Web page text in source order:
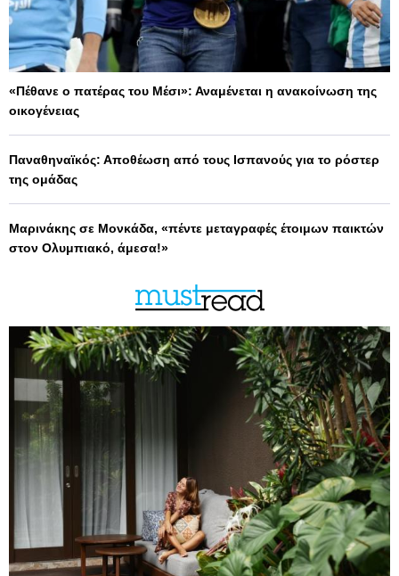
«Πέθανε ο πατέρας του Μέσι»: Αναμένεται η ανακοίνωση της
οικογένειας
Παναθηναϊκός: Αποθέωση από τους Ισπανούς για το ρόστερ
της ομάδας
Μαρινάκης σε Μονκάδα, «πέντε μεταγραφές έτοιμων παικτών
στον Ολυμπιακό, άμεσα!»